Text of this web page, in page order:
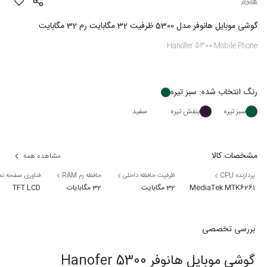
گوشی موبایل هانوفر مدل 5300 ظرفیت 32 مگابایت رم 32 مگابایت
Hanofer 5300 Mobile Phone
رنگ انتخاب شده: سبز تیره
سبز تیره بنفش تیره سفید
مشخصات کالا مشاهده همه
پردازنده CPU
MediaTek MTK6261
ظرفیت حافظه داخلی
32 مگابایت
حافظه رم RAM
32 مگابایات
فناوری صفحه
TFT LCD
بررسی تخصصی
گوشی موبایل هانوفر 5300 Hanofer